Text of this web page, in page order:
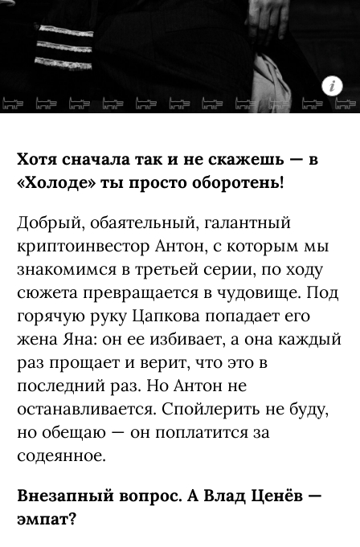
Хотя сначала так и не скажешь — в
«Холоде» ты просто оборотень!
Добрый, обаятельный, галантный
криптоинвестор Антон, с которым мы
знакомимся в третьей серии, по ходу
сюжета превращается в чудовище. Под
горячую руку Цапкова попадает его
жена Яна: он ее избивает, а она каждый
раз прощает и верит, что это в
последний раз. Но Антон не
останавливается. Спойлерить не буду,
но обещаю — он поплатится за
содеянное.
Внезапный вопрос. А Влад Ценёв —
эмпат?